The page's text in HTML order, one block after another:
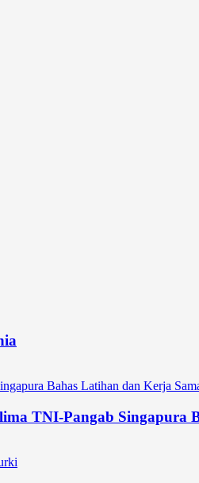
TNI-Pangab Singapura